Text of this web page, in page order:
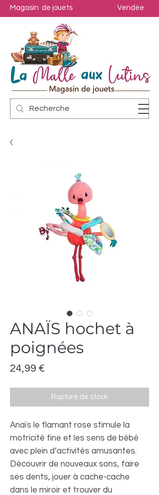
Magasin de jouets Vendée
ANAÏS hochet à
poignées
24,99 €
Rupture de stock
Anaïs le flamant rose stimule la
motricité fine et les sens de bébé
avec plein d’activités amusantes.
Découvrir de nouveaux sons, faire
ses dents, jouer à cache-cache
dans le miroir et trouver du